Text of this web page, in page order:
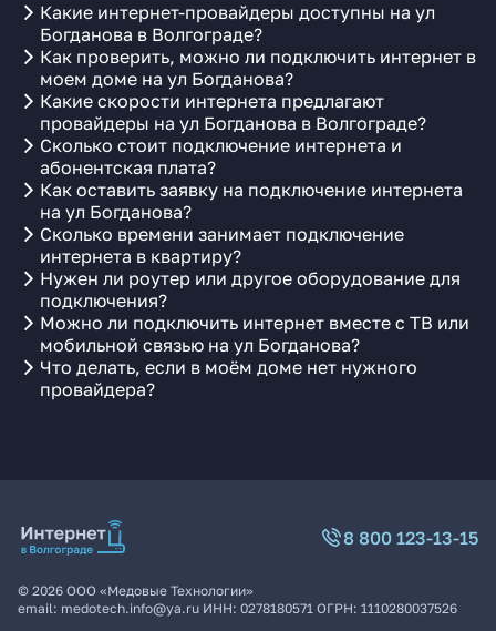
Какие интернет-провайдеры доступны на ул
Богданова в Волгограде?
Как проверить, можно ли подключить интернет в
моем доме на ул Богданова?
Какие скорости интернета предлагают
провайдеры на ул Богданова в Волгограде?
Сколько стоит подключение интернета и
абонентская плата?
Как оставить заявку на подключение интернета
на ул Богданова?
Сколько времени занимает подключение
интернета в квартиру?
Нужен ли роутер или другое оборудование для
подключения?
Можно ли подключить интернет вместе с ТВ или
мобильной связью на ул Богданова?
Что делать, если в моём доме нет нужного
провайдера?
8 800 123-13-15
© 2026 ООО «Медовые Технологии»
email: medotech.info@ya.ru ИНН: 0278180571 ОГРН: 1110280037526